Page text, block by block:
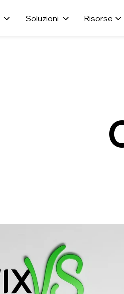
Soluzioni Risorse